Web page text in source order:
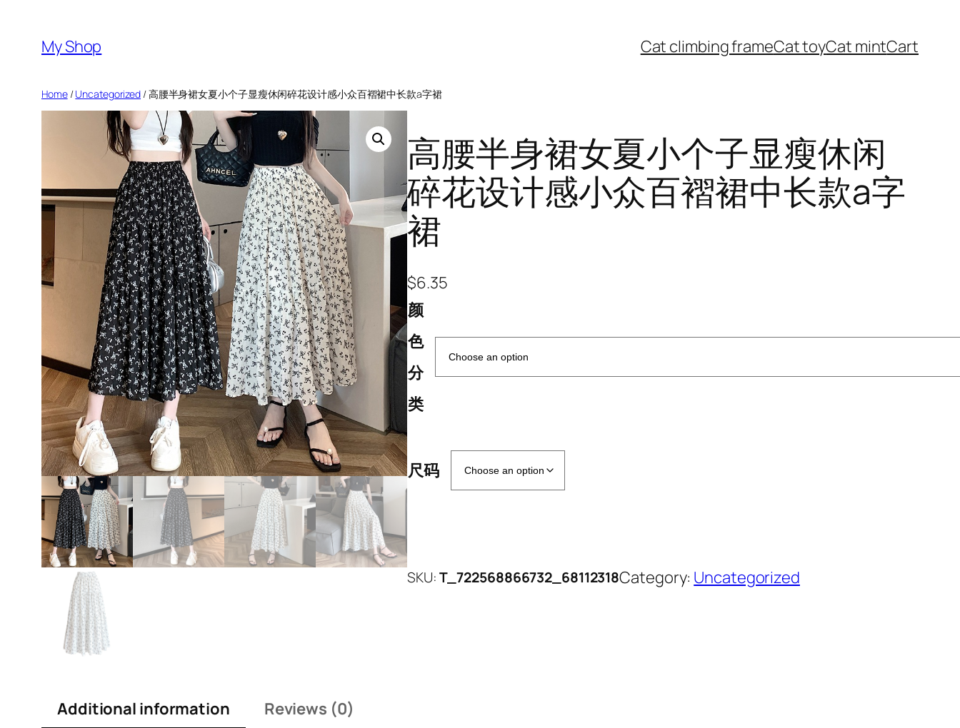
content
My Shop Cat climbing frameCat toyCat mintCart
Home/Uncategorized / 高腰半身裙女夏小个子显瘦休闲碎花设计感小众百褶裙中长款a字裙
高腰半身裙女夏小个子显瘦休闲
碎花设计感小众百褶裙中长款a字
裙
$6.35
颜
色
分
类
尺码
SKU:T_722568866732_68112318Category: Uncategorized
Additional information Reviews (0)